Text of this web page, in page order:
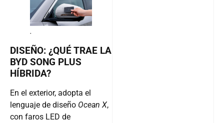
.
DISEÑO: ¿QUÉ TRAE LA
BYD SONG PLUS
HÍBRIDA?
En el exterior, adopta el
lenguaje de diseño Ocean X,
con faros LED de